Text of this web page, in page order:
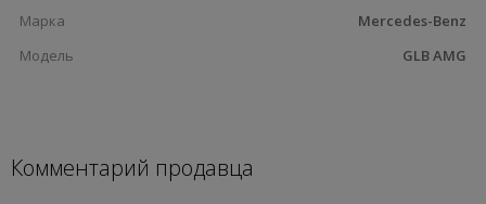
Марка
Mercedes-Benz
Модель
GLB AMG
Комментарий продавца